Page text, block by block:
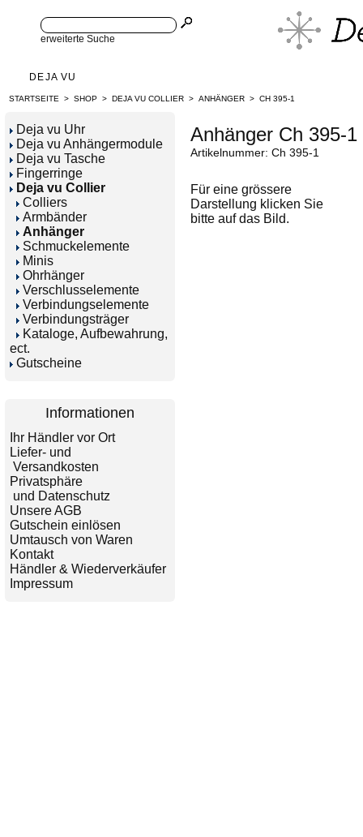
erweiterte Suche
DEJA VU
STARTSEITE > SHOP > DEJA VU COLLIER > ANHÄNGER > CH 395-1
Deja vu Uhr
Deja vu Anhängermodule
Deja vu Tasche
Fingerringe
Deja vu Collier
Colliers
Armbänder
Anhänger
Schmuckelemente
Minis
Ohrhänger
Verschlusselemente
Verbindungselemente
Verbindungsträger
Kataloge, Aufbewahrung,
ect.
Gutscheine
Informationen
Ihr Händler vor Ort
Liefer- und
Versandkosten
Privatsphäre
und Datenschutz
Unsere AGB
Gutschein einlösen
Umtausch von Waren
Kontakt
Händler & Wiederverkäufer
Impressum
Anhänger Ch 395-1
Artikelnummer: Ch 395-1
Für eine grössere
Darstellung klicken Sie
bitte auf das Bild.